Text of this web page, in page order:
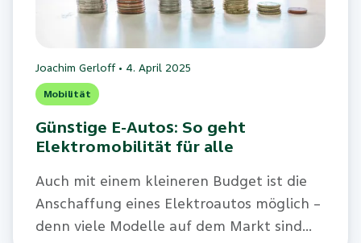
Joachim Gerloff• 4. April 2025
Mobilität
Günstige E-Autos: So geht
Elektromobilität für alle
Auch mit einem kleineren Budget ist die
Anschaffung eines Elektroautos möglich –
denn viele Modelle auf dem Markt sind